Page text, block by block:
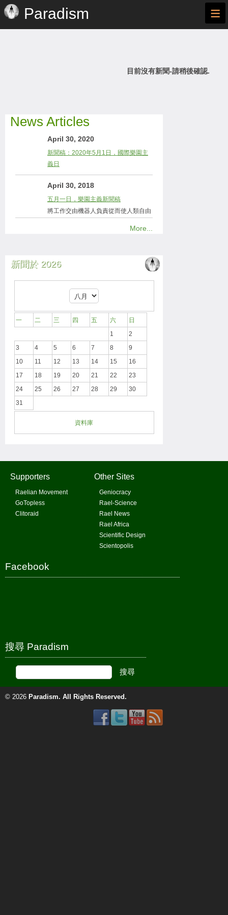
Paradism ≡
目前沒有新聞-請稍後確認.
News Articles
April 30, 2020
新聞稿：2020年5月1日，國際樂園主
義日
April 30, 2018
五月一日，樂園主義新聞稿
將工作交由機器人負責從而使人類自由
More...
新聞於 2026
一 二 三 四 五 六
日
1
2
3
4 5 6 7 8
9
10
11 12 13 14 15
16
17
18 19 20 21 22
23
24
25 26 27 28 29
30
31
資料庫
Supporters
Raelian Movement
GoTopless
Clitoraid
Other Sites
Geniocracy
Rael-Science
Rael News
Rael Africa
Scientific Design
Scientopolis
Facebook
搜尋 Paradism
© 2026 Paradism. All Rights Reserved.